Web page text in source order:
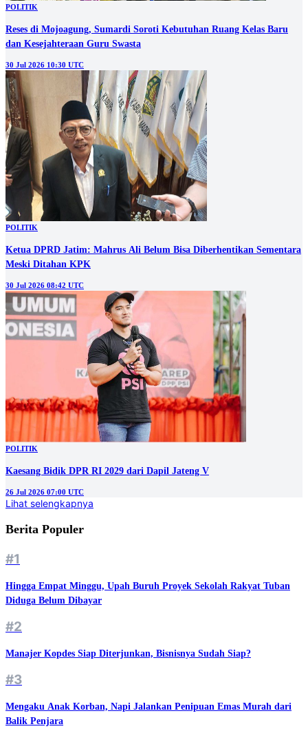
POLITIK
Reses di Mojoagung, Sumardi Soroti Kebutuhan Ruang Kelas Baru
dan Kesejahteraan Guru Swasta
30 Jul 2026 10:30 UTC
POLITIK
Ketua DPRD Jatim: Mahrus Ali Belum Bisa Diberhentikan Sementara
Meski Ditahan KPK
30 Jul 2026 08:42 UTC
POLITIK
Kaesang Bidik DPR RI 2029 dari Dapil Jateng V
26 Jul 2026 07:00 UTC
Lihat selengkapnya
Berita Populer
#1
Hingga Empat Minggu, Upah Buruh Proyek Sekolah Rakyat Tuban
Diduga Belum Dibayar
#2
Manajer Kopdes Siap Diterjunkan, Bisnisnya Sudah Siap?
#3
Mengaku Anak Korban, Napi Jalankan Penipuan Emas Murah dari
Balik Penjara